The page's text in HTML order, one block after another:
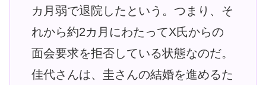
カ月弱で退院したという。つまり、そ
れから約2カ月にわたってX氏からの
面会要求を拒否している状態なのだ。
佳代さんは、圭さんの結婚を進めるた